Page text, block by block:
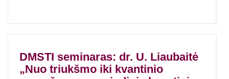
DMSTI seminaras: dr. U. Liaubaitė
„Nuo triukšmo iki kvantinio